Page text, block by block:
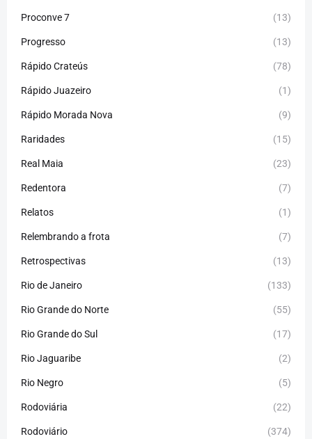
Proconve 7 (13)
Progresso (13)
Rápido Crateús (78)
Rápido Juazeiro (1)
Rápido Morada Nova (9)
Raridades (15)
Real Maia (23)
Redentora (7)
Relatos (1)
Relembrando a frota (7)
Retrospectivas (13)
Rio de Janeiro (133)
Rio Grande do Norte (55)
Rio Grande do Sul (17)
Rio Jaguaribe (2)
Rio Negro (5)
Rodoviária (22)
Rodoviário (374)